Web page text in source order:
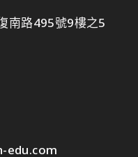
南路495號9樓之5
edu.com